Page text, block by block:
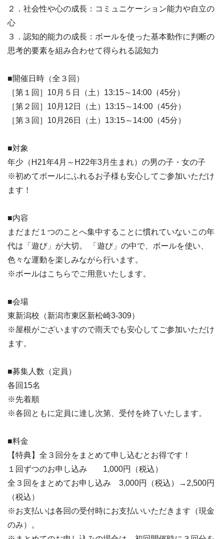
２．社会性や心の成長：コミュニケーション能力や自立の
心
３．認知的能力の成長：ボールを使った基本動作に判断の
思考的要素を組み合わせて得られる認知力
■開催日時（全３回）
［第１回］10月５日（土）13:15～14:00（45分）
［第２回］10月12日（土）13:15～14:00（45分）
［第３回］10月26日（土）13:15～14:00（45分）
■対象
年少（H21年4月～H22年3月生まれ）の男の子・女の子
※初めてボールにふれるお子様も安心してご参加いただけ
ます！
■内容
まだまだ１つのことへ集中することに慣れていないこの年
代は「遊び」が大切。 「遊び」の中で、ボールを使い、
色々な運動を楽しみながら行います。
※ボールはこちらでご用意いたします。
■会場
東新潟校（新潟市東区新松崎3-309）
※屋根がございますので雨天でも安心してご参加いただけ
ます。
■募集人数（定員）
各回15名
※先着順
※各回ともに定員に達し次第、受付を終了いたします。
■料金
【特典】全３回分をまとめて申し込むとお得です！
１回ずつのお申し込み 1,000円（税込）
全３回をまとめてお申し込み 3,000円（税込）→2,500円
（税込）
※お支払いは各回の受付時にお支払いいただきます（現金
のみ）。